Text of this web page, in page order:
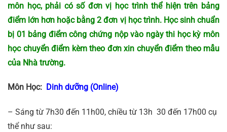
môn học, phải có số đơn vị học trình thể hiện trên bảng
điểm lớn hơn hoặc bằng 2 đơn vị học trình. Học sinh chuẩn
bị 01 bảng điểm công chứng nộp vào ngày thi học kỳ môn
học chuyển điểm kèm theo đơn xin chuyển điểm theo mẫu
của Nhà trường.
Môn Học: Dinh dưỡng (Online)
– Sáng từ 7h30 đến 11h00, chiều từ 13h 30 đến 17h00 cụ
thể như sau: